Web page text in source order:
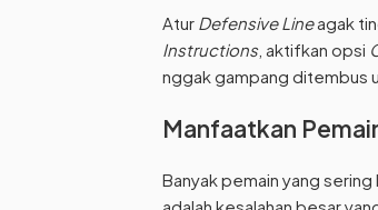
Atur Defensive Lineagak
Instructions, aktifkan opsi
nggak gampang ditembus
Manfaatkan
Banyak pemain yang